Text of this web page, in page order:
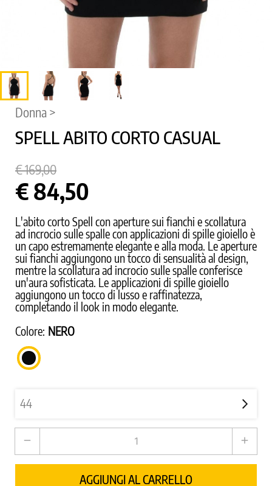
Donna >
SPELL ABITO CORTO CASUAL
€ 169,00
€ 84,50
L'abito corto Spell con aperture sui fianchi e scollatura
ad incrocio sulle spalle con applicazioni di spille gioiello è
un capo estremamente elegante e alla moda. Le aperture
sui fianchi aggiungono un tocco di sensualità al design,
mentre la scollatura ad incrocio sulle spalle conferisce
un'aura sofisticata. Le applicazioni di spille gioiello
aggiungono un tocco di lusso e raffinatezza,
completando il look in modo elegante.
Colore: NERO
NERO
remove add
AGGIUNGI AL CARRELLO